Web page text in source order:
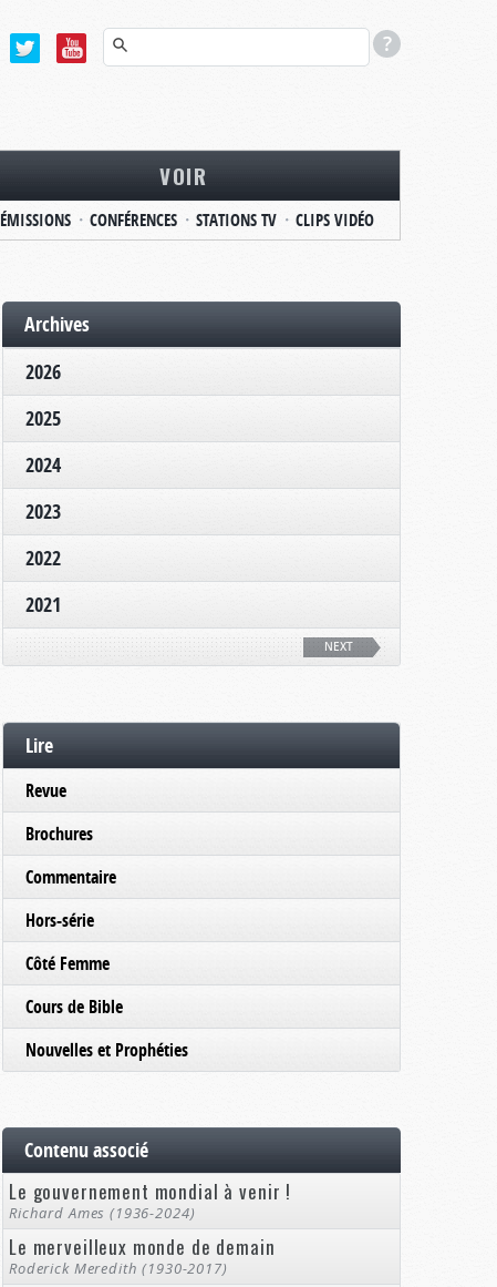
VOIR
ÉMISSIONS CONFÉRENCES STATIONS TV CLIPS VIDÉO
Archives
2026
2025
2024
2023
2022
2021
NEXT
Lire
Revue
Brochures
Commentaire
Hors-série
Côté Femme
Cours de Bible
Nouvelles et Prophéties
Contenu associé
Le gouvernement mondial à venir !
Richard Ames (1936-2024)
Le merveilleux monde de demain
Roderick Meredith (1930-2017)